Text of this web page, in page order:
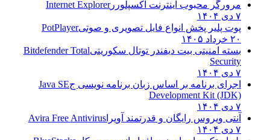
مرورگر محبوب اینترنت اکسپلوررInternet Explorer
۷ دی ۱۴۰۴
پوت پلیر پخش انواع فایل تصویری و صوتیPotPlayer
۲۰ خرداد ۱۴۰۵
بسته امنیتی بیت دیفندر توتال سکوریتیBitdefender Total
Security
۷ دی ۱۴۰۴
اجرای برنامه بر اساس زبان برنامه نویسی جJava SE
Development Kit (JDK)
۷ دی ۱۴۰۴
آنتی ویروس رایگان و قدرتمند آویرا Avira Free Antivirus
۷ دی ۱۴۰۴